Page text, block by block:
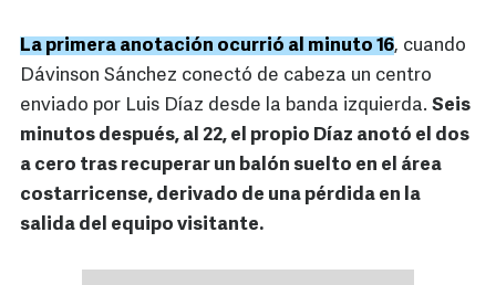
La primera anotación ocurrió al minuto 16, cuando
Dávinson Sánchez conectó de cabeza un centro
enviado por Luis Díaz desde la banda izquierda. Seis
minutos después, al 22, el propio Díaz anotó el dos
a cero tras recuperar un balón suelto en el área
costarricense, derivado de una pérdida en la
salida del equipo visitante.